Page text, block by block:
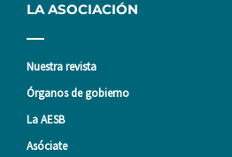
LA ASOCIACIÓN
Nuestra revista
Órganos de gobierno
La AESB
Asóciate